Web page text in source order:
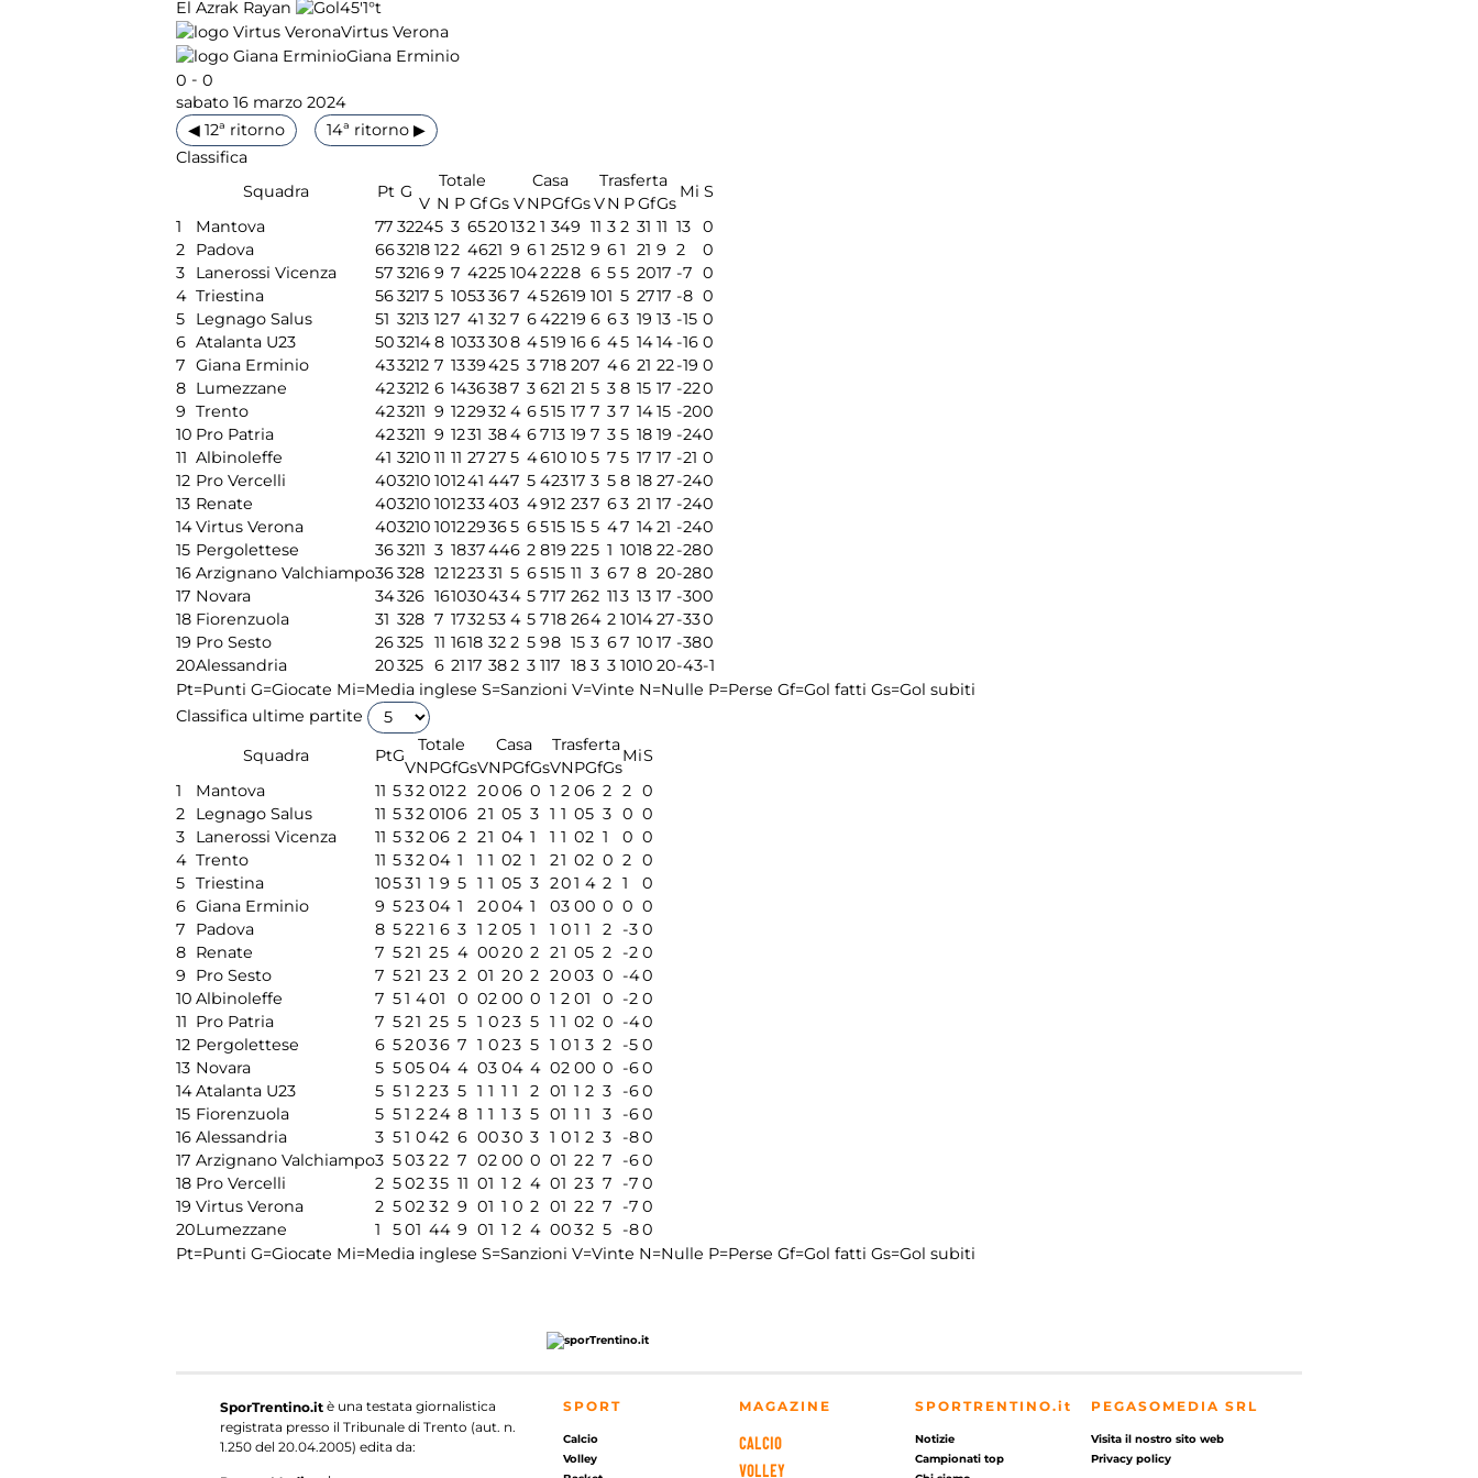
El Azrak Rayan 45'1°t
Virtus Verona
Giana Erminio
0 - 0
sabato 16 marzo 2024
◀ 12ª ritorno
14ª ritorno ▶
Classifica
Squadra
Pt G
Totale Casa Trasferta
Mi S
V N P GfGs VNPGfGsVN PGfGs
1
Mantova 77 32245 3 6520132 1 349 11 3 2 31 11 13
0
2
Padova 663218 122 4621 9 61 2512 9 61 21 9 2
0
3
Lanerossi Vicenza 57 3216 9 7 4225 1042228 6 5 5 2017 -7 0
4 Triestina 563217 5 1053367 452619 101 5 2717 -8 0
5
Legnago Salus 51 3213 127 41 32 7 642219 6 63 19 13 -15 0
6 Atalanta U23 5032148 1033308 4519 16 6 45 1414 -16 0
7 Giana Erminio 433212 7 1339425 3 718 207 46 21 22-19 0
8 Lumezzane 423212 6 1436387 3 621 21 5 3 8 15 17 -220
9 Trento 423211 9 122932 4 6515 17 7 3 7 1415 -200
10 Pro Patria 423211 9 1231 384 6713 19 7 3 5 18 19 -240
11 Albinoleffe 41 3210 11 11 2727 5 4610 10 5 7 5 17 17 -21 0
12 Pro Vercelli 403210 101241 447 5 42317 3 5 8 18 27-240
13 Renate 403210 101233403 4912 237 63 21 17 -240
14Virtus Verona 403210 101229365 6515 15 5 47 1421 -240
15 Pergolettese 363211 3 1837446 2 819 225 1 1018 22-280
16 Arzignano Valchiampo36328 12122331 5 6515 11 3 67 8 20-280
17 Novara 34326 161030434 5 717 262 113 13 17 -300
18 Fiorenzuola 31 328 7 173253 4 5 718 264 2 101427-330
19 Pro Sesto 26325 11 1618 32 2 5 98 15 3 67 10 17 -380
20Alessandria 20325 6 2117 382 3 117 18 3 3 1010 20-43-1
Pt=Punti G=Giocate Mi=Media inglese S=Sanzioni V=Vinte N=Nulle P=Perse Gf=Gol fatti Gs=Gol subiti
Classifica ultime partite
Squadra
PtG
Totale Casa Trasferta
MiS
VNPGfGsVNPGfGsVNPGfGs
1
Mantova 11 532 0122 2006 0 1 2 06 2 2 0
2
Legnago Salus 11 532 0106 21 05 3 1 1 05 3 0 0
3
Lanerossi Vicenza 11 532 06 2 21 04 1 1 1 02 1 0 0
4 Trento 11 532 04 1 1 1 02 1 21 02 0 2 0
5 Triestina 10531 1 9 5 1 1 05 3 201 4 2 1
0
6 Giana Erminio 9 523 04 1 2004 1 03 00 0 0 0
7
Padova 8 522 1 6 3 1 2 05 1 1 01 1 2 -3 0
8 Renate 7 521 25 4 0020 2 21 05 2 -2 0
9
Pro Sesto 7 521 23 2 01 20 2 2003 0 -40
10 Albinoleffe 7 51 401 0 02 00 0 1 2 01 0 -2 0
11 Pro Patria 7 521 25 5 1 023 5 1 1 02 0 -40
12 Pergolettese 6 52036 7 1 023 5 1 01 3 2 -5 0
13 Novara 5 505 04 4 03 04 4 02 00 0 -60
14Atalanta U23 5 51 2 23 5 1 1 1 1 2 01 1 2 3 -60
15 Fiorenzuola 5 51 2 24 8 1 1 1 3 5 01 1 1 3 -60
16 Alessandria 3 51 042 6 0030 3 1 01 2 3 -80
17 Arzignano Valchiampo3 503 22 7 02 00 0 01 22 7 -60
18 Pro Vercelli 2 502 35 11 01 1 2 4 01 23 7 -7 0
19 Virtus Verona 2 502 32 9 01 1 0 2 01 22 7 -7 0
20Lumezzane 1 501 44 9 01 1 2 4 0032 5 -80
Pt=Punti G=Giocate Mi=Media inglese S=Sanzioni V=Vinte N=Nulle P=Perse Gf=Gol fatti Gs=Gol subiti
SporTrentino.it è una testata giornalistica
registrata presso il Tribunale di Trento (aut. n.
1.250 del 20.04.2005) edita da:
SPORT
Calcio
Volley
MAGAZINE
CALCIO
VOLLEY
SPORTRENTINO.it
Notizie
Campionati top
PEGASOMEDIA SRL
Visita il nostro sito web
Privacy policy